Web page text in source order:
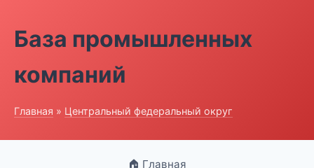
База промышленных
компаний
Главная » Центральный федеральный округ
🏠 Главная